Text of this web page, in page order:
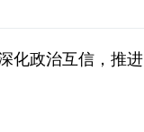
化政治互信，推进